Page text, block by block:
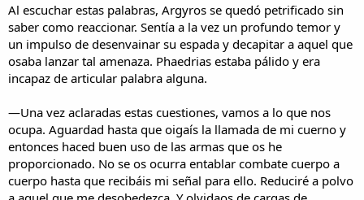
Al escuchar estas palabras, Argyros se quedó petrificado sin
saber como reaccionar. Sentía a la vez un profundo temor y
un impulso de desenvainar su espada y decapitar a aquel que
osaba lanzar tal amenaza. Phaedrias estaba pálido y era
incapaz de articular palabra alguna.
—Una vez aclaradas estas cuestiones, vamos a lo que nos
ocupa. Aguardad hasta que oigaís la llamada de mi cuerno y
entonces haced buen uso de las armas que os he
proporcionado. No se os ocurra entablar combate cuerpo a
cuerpo hasta que recibáis mi señal para ello. Reduciré a polvo